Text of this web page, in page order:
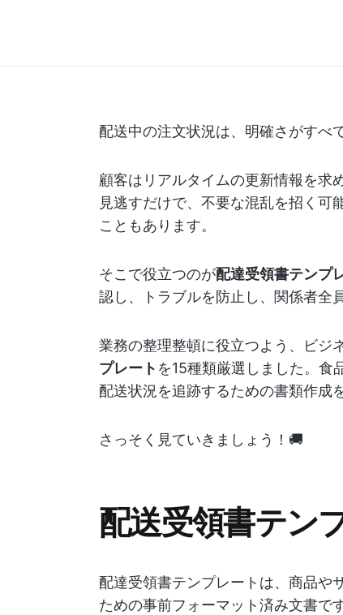
配送中の注文状況は、明確さがすべ
顧客はリアルタイムの更新情報を求
見逃すだけで、不要な混乱を招く可
こともあります。
そこで役立つのが配達受領書テンプ
認し、トラブルを防止し、関係者全
業務の整理整頓に役立つよう、ビジ
プレート を15種類厳選しました。食
配送状況を追跡するための書類作成
さっそく見ていきましょう！🚚
配送受領書テン
配達受領書テンプレートは、商品や
ための事前フォーマット済み文書で